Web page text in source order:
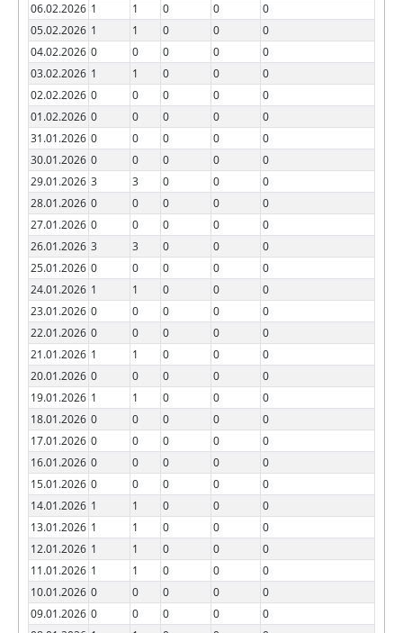
06.02.2026 1 1 0 0
0
05.02.2026 1 1 0 0
0
04.02.2026 0 0 0 0
0
03.02.2026 1 1 0 0
0
02.02.2026 0 0 0 0
0
01.02.2026 0 0 0 0
0
31.01.2026 0 0 0 0
0
30.01.2026 0 0 0 0
0
29.01.2026 3 3 0 0
0
28.01.2026 0 0 0 0
0
27.01.2026 0 0 0 0
0
26.01.2026 3 3 0 0
0
25.01.2026 0 0 0 0
0
24.01.2026 1 1 0 0
0
23.01.2026 0 0 0 0
0
22.01.2026 0 0 0 0
0
21.01.2026 1 1 0 0
0
20.01.2026 0 0 0 0
0
19.01.2026 1 1 0 0
0
18.01.2026 0 0 0 0
0
17.01.2026 0 0 0 0
0
16.01.2026 0 0 0 0
0
15.01.2026 0 0 0 0
0
14.01.2026 1 1 0 0
0
13.01.2026 1 1 0 0
0
12.01.2026 1 1 0 0
0
11.01.2026 1 1 0 0
0
10.01.2026 0 0 0 0
0
09.01.2026 0 0 0 0
0